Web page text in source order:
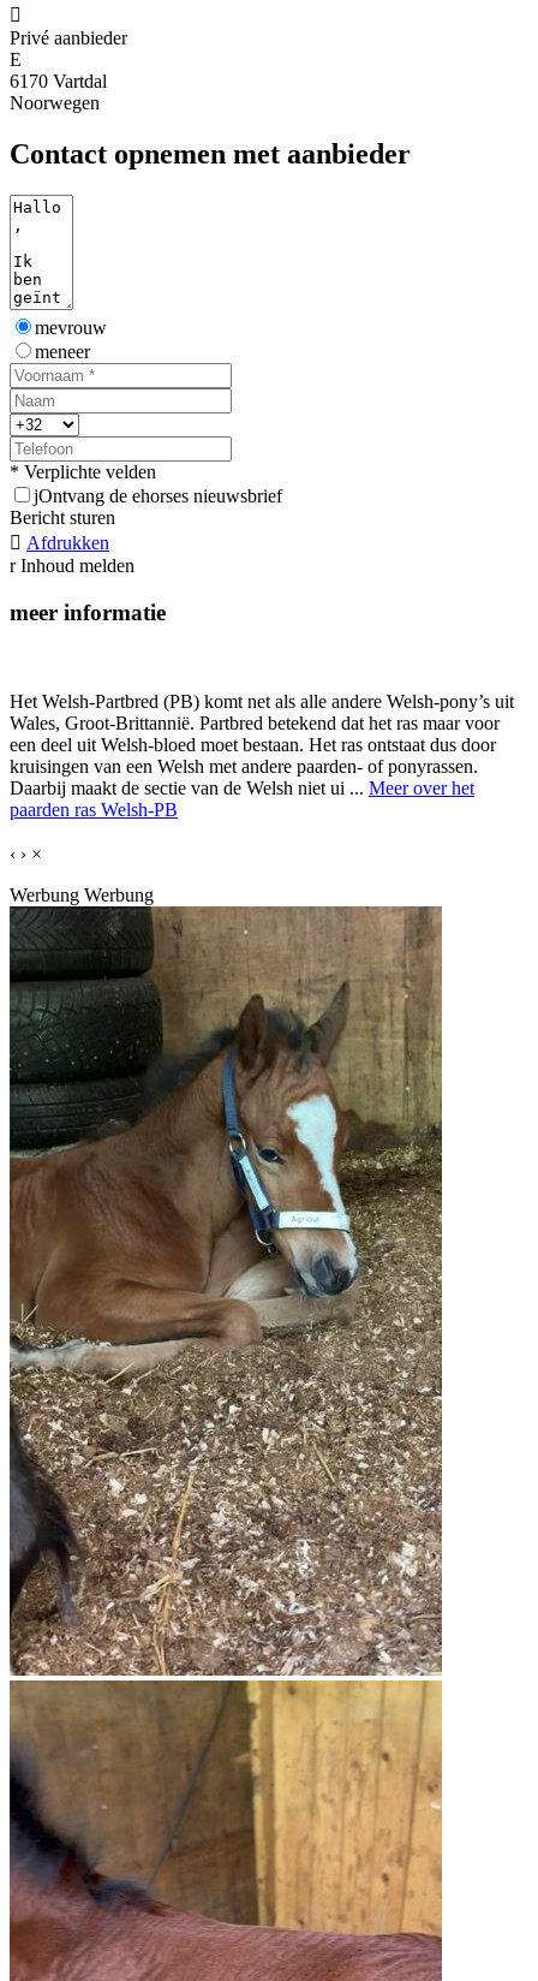

Privé aanbieder
E
6170 Vartdal
Noorwegen
Contact opnemen met aanbieder
mevrouw
meneer
* Verplichte velden
jOntvang de ehorses nieuwsbrief
Bericht sturen
 Afdrukken
r Inhoud melden
meer informatie
Het Welsh-Partbred (PB) komt net als alle andere Welsh-pony’s uit
Wales, Groot-Brittannië. Partbred betekend dat het ras maar voor
een deel uit Welsh-bloed moet bestaan. Het ras ontstaat dus door
kruisingen van een Welsh met andere paarden- of ponyrassen.
Daarbij maakt de sectie van de Welsh niet ui ... Meer over het
paarden ras Welsh-PB
‹ › ×
Werbung Werbung